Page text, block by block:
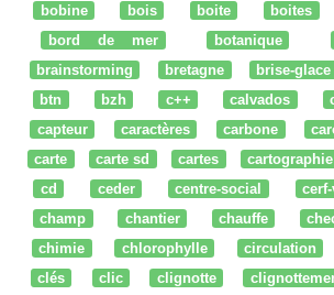
bobine
bois boite boites
bord de mer
botanique
brainstorming
bretagne brise-glace
btn
bzh c++ calvados
capteur
caractères carbone
carte
carte sd cartes cartographie
cd
ceder centre-social
champ
chantier chauffe
chimie
chlorophylle circulation
clés
clic clignotte